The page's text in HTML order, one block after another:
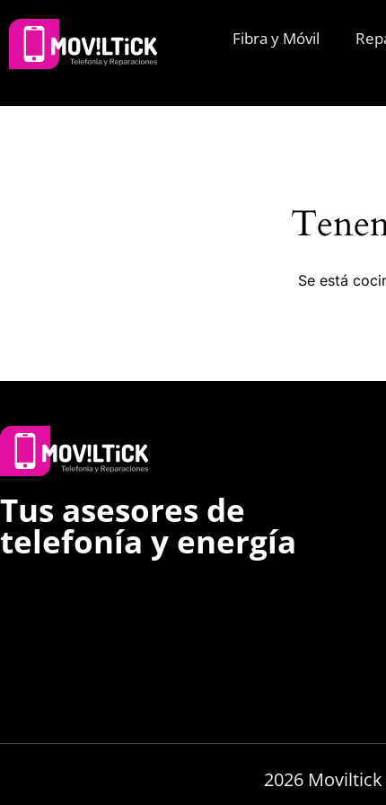
Fibra y Móvil
Se está
Tus asesores de
telefonía y energía
2026